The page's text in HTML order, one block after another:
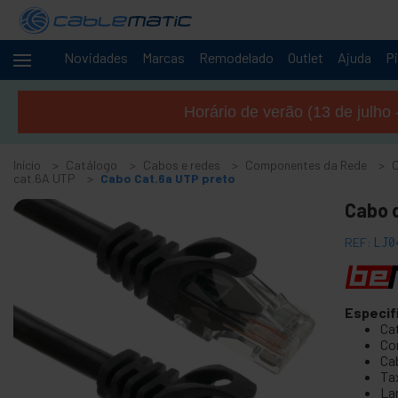
Novidades Marcas Remodelado Outlet Ajuda
Cabos -
Acessórios FireWire
+
ATA IDE adaptador e acessórios
+
Adaptador Bluetooth e acessórios
+
Porta paralela
Interface serial
Cabo e adaptador MIDI
+
Cabos e acessórios USB
+
Cabos CISCO
Horário de verão (13 de
Início Catálogo Cabos e redes Componentes da Rede
cat.6A UTP
Cabo Cat.6a UTP preto
Cabo
REF: